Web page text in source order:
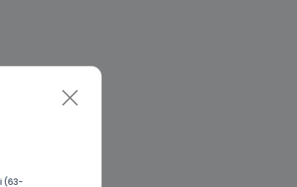
(63-